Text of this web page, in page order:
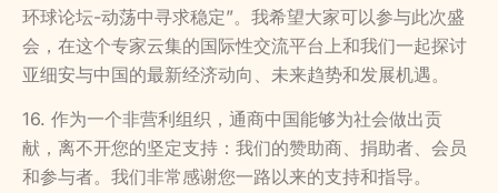
环球论坛-动荡中寻求稳定”。我希望大家可以参与此次盛
会，在这个专家云集的国际性交流平台上和我们一起探讨
亚细安与中国的最新经济动向、未来趋势和发展机遇。
16. 作为一个非营利组织，通商中国能够为社会做出贡
献，离不开您的坚定支持：我们的赞助商、捐助者、会员
和参与者。我们非常感谢您一路以来的支持和指导。